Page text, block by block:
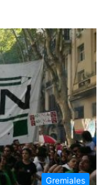
Gremiales